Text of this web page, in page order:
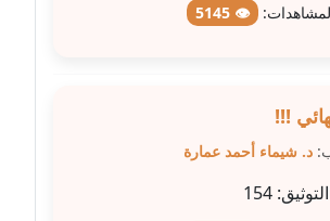
علي الفشني
عماد مصباح
عمرو عاطف
👁 5145
!!!
د. شيماء أحمد عمارة
154